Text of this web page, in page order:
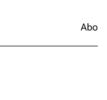
Abo